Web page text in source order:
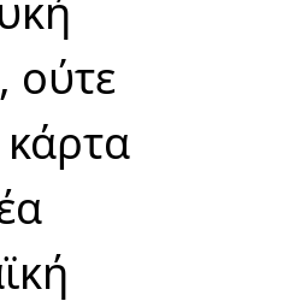
ούτε
κάρτα